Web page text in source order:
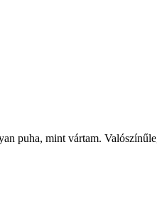
puha, mint vártam.